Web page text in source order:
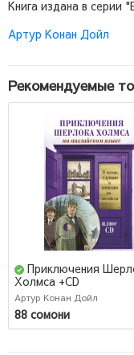
Книга издана в
Артур Конан Дойл
Рекомендуемые
Приключения
Холмса +CD
Артур Конан Дойл
88 сомони